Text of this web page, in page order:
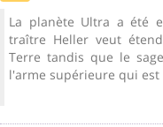
La planète Ultra a été
traître Heller veut
Terre tandis que le
l'arme supérieure qui